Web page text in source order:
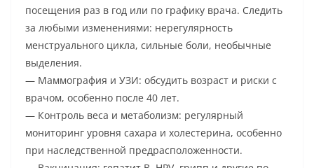
посещения раз в год или по графику врача. Следить
за любыми изменениями: нерегулярность
менструального цикла, сильные боли, необычные
выделения.
— Маммография и УЗИ: обсудить возраст и риски с
врачом, особенно после 40 лет.
— Контроль веса и метаболизм: регулярный
мониторинг уровня сахара и холестерина, особенно
при наследственной предрасположенности.